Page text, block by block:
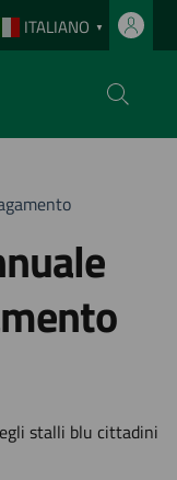
ITALIANO ▼
stalli blu cittadini